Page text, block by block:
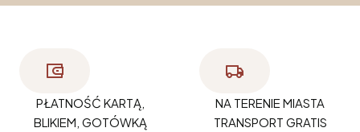
PŁATNOŚĆ KARTĄ,
BLIKIEM, GOTÓWKĄ
NA TERENIE MIASTA
TRANSPORT GRATIS